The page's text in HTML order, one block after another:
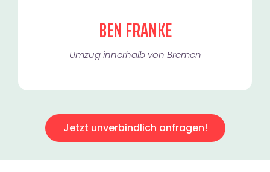
BEN FRANKE
Umzug innerhalb von Bremen​
Jetzt unverbindlich anfragen!